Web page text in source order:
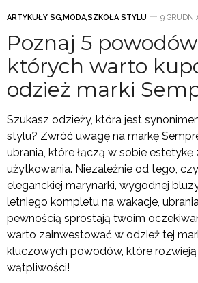
ARTYKUŁY SG,MODA,SZKOŁA STYLU 9
Poznaj 5
których warto
odzież marki
Szukasz odzieży, która jest
stylu? Zwróć uwagę na markę
ubrania, które łączą w sobie
użytkowania. Niezależnie od tego,
eleganckiej marynarki, wygodnej
letniego kompletu na wakacje,
pewnością sprostają twoim
warto zainwestować w odzież tej
kluczowych powodów, które
wątpliwości!